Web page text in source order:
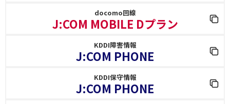
docomo回線
J:COM MOBILE Dプラン
KDDI障害情報
J:COM PHONE
KDDI保守情報
J:COM PHONE